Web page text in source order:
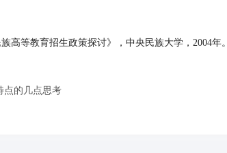
高等教育招生政策探讨》，中央民族大学，2004年。
点的几点思考